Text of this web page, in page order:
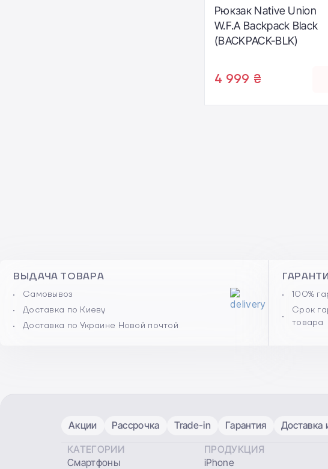
Рюкзак Native Union
W.F.A Backpack Black
(BACKPACK-BLK)
4 999 ₴
ВЫДАЧА ТОВАРА
Самовывоз
Доставка по Киеву
Доставка по Украине Новой почтой
100%
Срок
товара
Акции Рассрочка Trade-in Гарантия Доставка
КАТЕГОРИИ
Смартфоны
ПРОДУКЦИЯ
iPhone